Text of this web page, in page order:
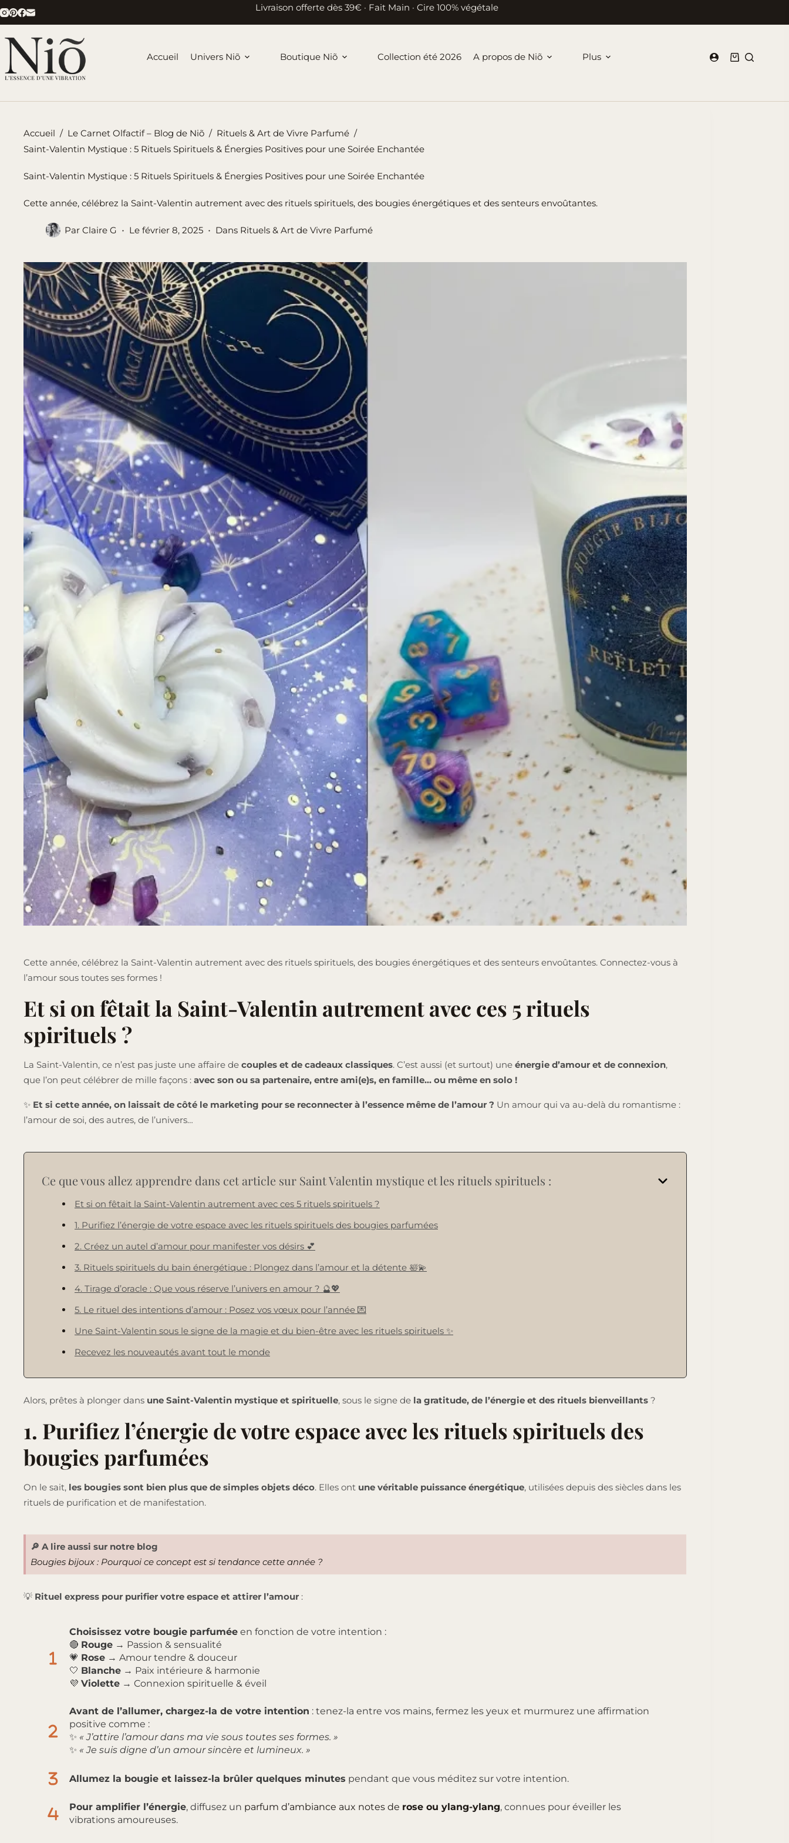
Passer
au
contenu
Livraison offerte dès 39€ · Fait Main · Cire 100% végétale
Accueil Univers Niõ Boutique Niõ Collection été 2026 A propos de Niõ Plus
Panier
Accueil / Le Carnet Olfactif – Blog de Niõ / Rituels & Art de Vivre Parfumé /
Saint-Valentin Mystique : 5 Rituels Spirituels & Énergies Positives pour une Soirée Enchantée
Saint-Valentin Mystique : 5 Rituels Spirituels & Énergies Positives pour une Soirée Enchantée
Cette année, célébrez la Saint-Valentin autrement avec des rituels spirituels, des bougies énergétiques et des senteurs envoûtantes.
Par Claire G Le février 8, 2025 Dans Rituels & Art de Vivre Parfumé
Cette année, célébrez la Saint-Valentin autrement avec des rituels spirituels, des bougies énergétiques et des senteurs envoûtantes. Connectez-vous à
l’amour sous toutes ses formes !
Et si on fêtait la Saint-Valentin autrement avec ces 5 rituels
spirituels ?
La Saint-Valentin, ce n’est pas juste une affaire de couples et de cadeaux classiques. C’est aussi (et surtout) une énergie d’amour et de connexion,
que l’on peut célébrer de mille façons : avec son ou sa partenaire, entre ami(e)s, en famille… ou même en solo !
✨ Et si cette année, on laissait de côté le marketing pour se reconnecter à l’essence même de l’amour ? Un amour qui va au-delà du romantisme :
l’amour de soi, des autres, de l’univers…
Ce que vous allez apprendre dans cet article sur Saint Valentin mystique et les rituels spirituels :
Et si on fêtait la Saint-Valentin autrement avec ces 5 rituels spirituels ?
1. Purifiez l’énergie de votre espace avec les rituels spirituels des bougies parfumées
2. Créez un autel d’amour pour manifester vos désirs 💕
3. Rituels spirituels du bain énergétique : Plongez dans l’amour et la détente 🛀💫
4. Tirage d’oracle : Que vous réserve l’univers en amour ? 🔮💖
5. Le rituel des intentions d’amour : Posez vos vœux pour l’année 💌
Une Saint-Valentin sous le signe de la magie et du bien-être avec les rituels spirituels ✨
Recevez les nouveautés avant tout le monde
Alors, prêtes à plonger dans une Saint-Valentin mystique et spirituelle, sous le signe de la gratitude, de l’énergie et des rituels bienveillants ?
1. Purifiez l’énergie de votre espace avec les rituels spirituels des
bougies parfumées
On le sait, les bougies sont bien plus que de simples objets déco. Elles ont une véritable puissance énergétique, utilisées depuis des siècles dans les
rituels de purification et de manifestation.
🔎 A lire aussi sur notre blog
Bougies bijoux : Pourquoi ce concept est si tendance cette année ?
💡 Rituel express pour purifier votre espace et attirer l’amour :
Choisissez votre bougie parfumée en fonction de votre intention :
🔴 Rouge → Passion & sensualité
💗 Rose → Amour tendre & douceur
🤍 Blanche → Paix intérieure & harmonie
💜 Violette → Connexion spirituelle & éveil
Avant de l’allumer, chargez-la de votre intention : tenez-la entre vos mains, fermez les yeux et murmurez une affirmation
positive comme :
✨ « J’attire l’amour dans ma vie sous toutes ses formes. »
✨ « Je suis digne d’un amour sincère et lumineux. »
Allumez la bougie et laissez-la brûler quelques minutes pendant que vous méditez sur votre intention.
Pour amplifier l’énergie, diffusez un parfum d’ambiance aux notes de rose ou ylang-ylang, connues pour éveiller les
vibrations amoureuses.